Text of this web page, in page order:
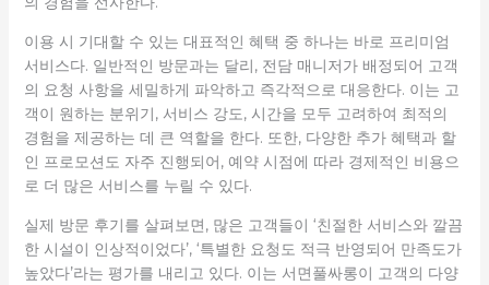
이용 시 기대할 수 있는 대표적인 혜택 중 하나는 바로 프리미엄
서비스다. 일반적인 방문과는 달리, 전담 매니저가 배정되어 고객
의 요청 사항을 세밀하게 파악하고 즉각적으로 대응한다. 이는 고
객이 원하는 분위기, 서비스 강도, 시간을 모두 고려하여 최적의
경험을 제공하는 데 큰 역할을 한다. 또한, 다양한 추가 혜택과 할
인 프로모션도 자주 진행되어, 예약 시점에 따라 경제적인 비용으
로 더 많은 서비스를 누릴 수 있다.
실제 방문 후기를 살펴보면, 많은 고객들이 ‘친절한 서비스와 깔끔
한 시설이 인상적이었다’, ‘특별한 요청도 적극 반영되어 만족도가
높았다’라는 평가를 내리고 있다. 이는 서면풀싸롱이 고객의 다양